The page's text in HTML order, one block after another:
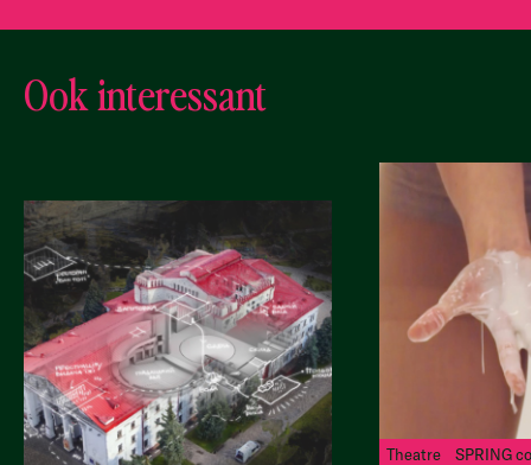
Ook interessant
Theatre SPRING